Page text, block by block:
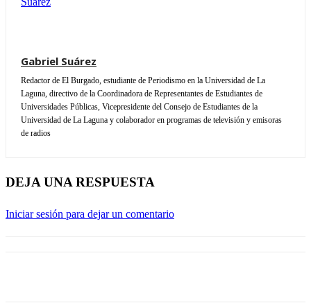
Gabriel Suárez
Redactor de El Burgado, estudiante de Periodismo en la Universidad de La
Laguna, directivo de la Coordinadora de Representantes de Estudiantes de
Universidades Públicas, Vicepresidente del Consejo de Estudiantes de la
Universidad de La Laguna y colaborador en programas de televisión y emisoras
de radios
DEJA UNA RESPUESTA
Iniciar sesión para dejar un comentario